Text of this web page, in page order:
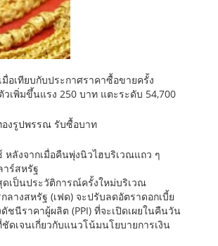
อเทียบกับประกาศราคาซื้อขายครั้ง
เพิ่มขึ้นแรง 250 บาท แตะระดับ 54,700
งรูปพรรณ รับซื้อบาท
ลังจากเมื่อคืนพุ่งนิวไฮบริเวณแถว ๆ
าร์สหรัฐ
เป็นประวัติการณ์ครั้งใหม่บริเวณ
างสหรัฐ (เฟด) จะปรับลดอัตราดอกเบี้ย
นีราคาผู้ผลิต (PPI) ที่จะเปิดเผยในคืนวัน
เจนเกี่ยวกับแนวโน้มนโยบายการเงิน